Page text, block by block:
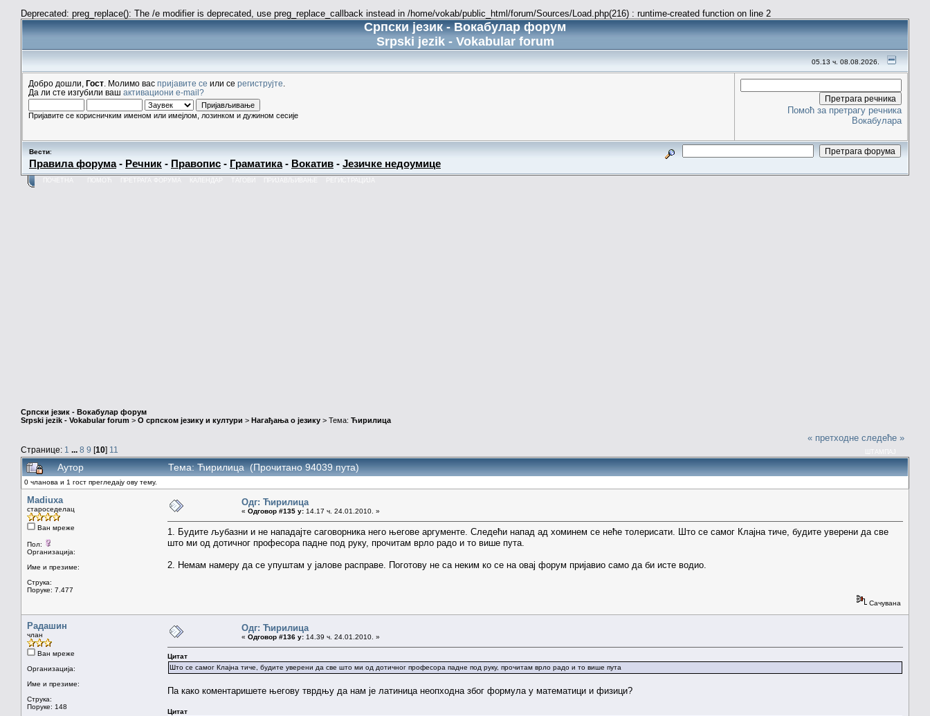
Deprecated: preg_replace(): The /e modifier is deprecated, use preg_replace_callback instead in /home/vokab/public_html/forum/Sources/Load.php(216) : runtime-created function on line 2
Српски језик - Вокабулар форум
Srpski jezik - Vokabular forum
05.13 ч. 08.08.2026.
Добро дошли, Гост . Молимо вас пријавите се или се региструјте
Да ли сте изгубили ваш активациони e-mail?
Пријавите се корисничким именом или имејлом, лозинком и дужином сесије
Помоћ за претрагу речника
Вокабулара
Вести:
Правила форума- Речник - Правопис - Граматика- Вокатив - Језичке недоумице
КАЛЕНДАР
Српски језик - Вокабулар форум
Srpski jezik - Vokabular forum > О српском језику и култури > Нагађања о језику > Тема: Ћирилица
Странице: 1 ... 8 9 [10] 11
« претходне следеће »
Аутор Тема: Ћирилица (Прочитано 94039 пута)
0 чланова и 1 гост прегледају ову тему.
Madiuxa
староседелац
Ван мреже
Пол:
Организација:
Име и презиме:
Струка:
Поруке: 7.477
Одг: Ћирилица
« Одговор #135 у: 14.17 ч. 24.01.2010. »
1. Будите љубазни и не нападајте саговорника него његове аргументе. Следећи напад ад хоминем се неће толерисати. Што се самог Клајна тиче, будите уверени да све
што ми од дотичног професора падне под руку, прочитам врло радо и то више пута.
2. Немам намеру да се упуштам у јалове расправе. Поготову не са неким ко се на овај форум пријавио само да би исте водио.
Сачувана
Радашин
члан
Ван мреже
Организација:
Име и презиме:
Струка:
Поруке: 148
Одг: Ћирилица
« Одговор #136 у: 14.39 ч. 24.01.2010. »
Цитат
Што се самог Клајна тиче, будите уверени да све што ми од дотичног професора падне под руку, прочитам врло радо и то више пута
Па како коментаришете његову тврдњу да нам је латиница неопходна због формула у математици и физици?
Цитат